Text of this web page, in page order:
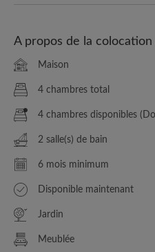
A propos de la colocation
Maison
4 chambres total
4 chambres disponibles
2 salle(s) de bain
6 mois minimum
Disponible maintenant
Jardin
Meublée